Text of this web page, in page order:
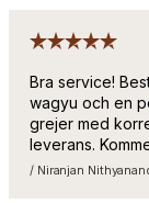
Bra service!
wagyu och en
grejer med
leverans.
/ Niranjan